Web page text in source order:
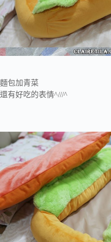
麵包加青菜
還有好吃的表情^///^